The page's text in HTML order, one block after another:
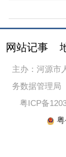
网站记事
主办：河源市
务数据管理局
粤ICP备